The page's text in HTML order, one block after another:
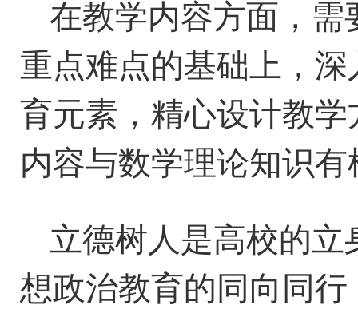
在教学内容方面 ， 需
重点难点的基础上， 深
育元素， 精心设计教学
内容与数学理论知识有
立德树人是高校的立
想政治教育的同向同行